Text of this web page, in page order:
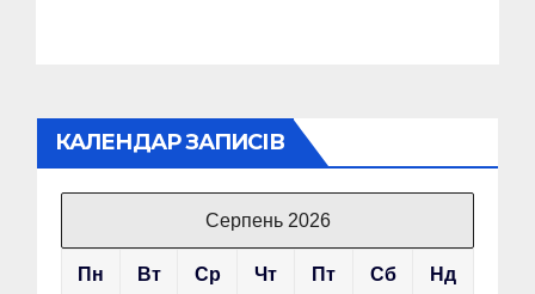
КАЛЕНДАР ЗАПИСІВ
Серпень 2026
Пн Вт Ср Чт Пт Сб Нд